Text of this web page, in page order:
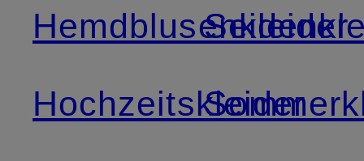
Hemdblusenkleider
Hochzeitskleider